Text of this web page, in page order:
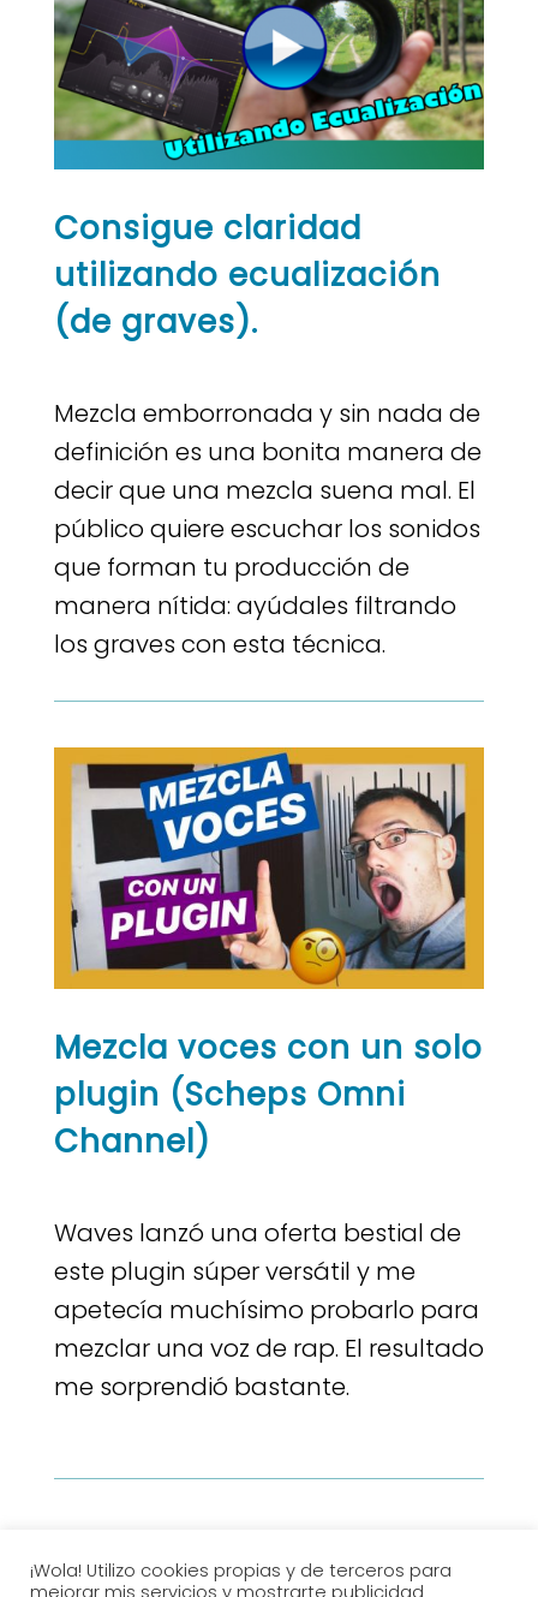
Consigue claridad
utilizando ecualización
(de graves).
Mezcla emborronada y sin nada de
definición es una bonita manera de
decir que una mezcla suena mal. El
público quiere escuchar los sonidos
que forman tu producción de
manera nítida: ayúdales filtrando
los graves con esta técnica.
Mezcla voces con un solo
plugin (Scheps Omni
Channel)
Waves lanzó una oferta bestial de
este plugin súper versátil y me
apetecía muchísimo probarlo para
mezclar una voz de rap. El resultado
me sorprendió bastante.
¡Wola! Utilizo cookies propias y de terceros para
mejorar mis servicios y mostrarte publicidad